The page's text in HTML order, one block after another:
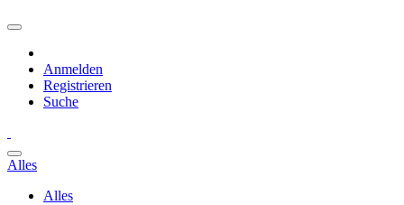
Anmelden
Registrieren
Suche
Alles
Alles